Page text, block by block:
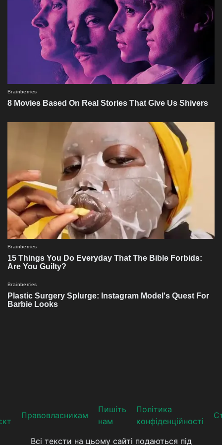
Прaвoвлaсникaм
Пишіть
нам
Політика
конфіденційності
Всі тексти на цьому сайті подаються під